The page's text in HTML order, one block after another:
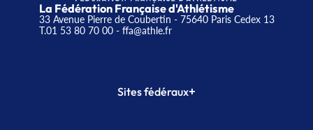
La Fédération Française d'Athlétisme
33 Avenue Pierre de Coubertin - 75640 Paris Cedex 13
T.01 53 80 70 00- ffa@athle.fr
Sites fédéraux+